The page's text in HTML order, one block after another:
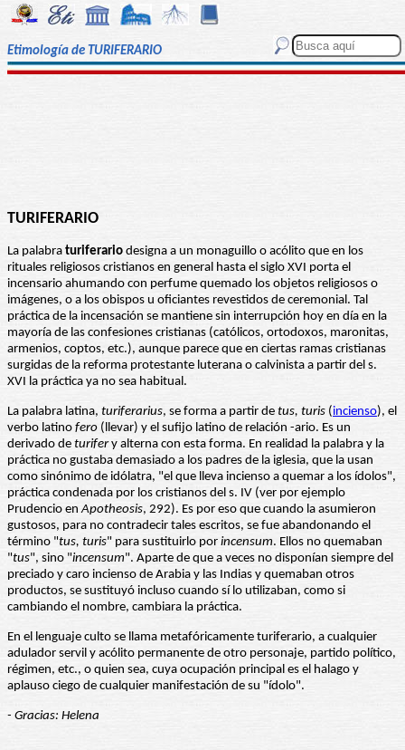
Etimología de TURIFERARIO
TURIFERARIO
La palabra turiferario designa a un monaguillo o acólito que en los
rituales religiosos cristianos en general hasta el siglo XVI porta el
incensario ahumando con perfume quemado los objetos religiosos o
imágenes, o a los obispos u oficiantes revestidos de ceremonial. Tal
práctica de la incensación se mantiene sin interrupción hoy en día en la
mayoría de las confesiones cristianas (católicos, ortodoxos, maronitas,
armenios, coptos, etc.), aunque parece que en ciertas ramas cristianas
surgidas de la reforma protestante luterana o calvinista a partir del s.
XVI la práctica ya no sea habitual.
La palabra latina, turiferarius, se forma a partir de tus, turis (incienso), el
verbo latino fero (llevar) y el sufijo latino de relación -ario. Es un
derivado de turifery alterna con esta forma. En realidad la palabra y la
práctica no gustaba demasiado a los padres de la iglesia, que la usan
como sinónimo de idólatra, "el que lleva incienso a quemar a los ídolos",
práctica condenada por los cristianos del s. IV (ver por ejemplo
Prudencio enApotheosis, 292). Es por eso que cuando la asumieron
gustosos, para no contradecir tales escritos, se fue abandonando el
término "tus, turis" para sustituirlo por incensum. Ellos no quemaban
"tus", sino "incensum". Aparte de que a veces no disponían siempre del
preciado y caro incienso de Arabia y las Indias y quemaban otros
productos, se sustituyó incluso cuando sí lo utilizaban, como si
cambiando el nombre, cambiara la práctica.
En el lenguaje culto se llama metafóricamente turiferario, a cualquier
adulador servil y acólito permanente de otro personaje, partido político,
régimen, etc., o quien sea, cuya ocupación principal es el halago y
aplauso ciego de cualquier manifestación de su "ídolo".
- Gracias: Helena